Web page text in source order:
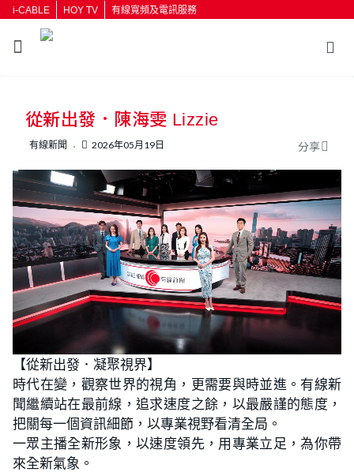
i-CABLE HOY TV 有線寬頻及電訊服務
按輸入鍵開始搜尋
從新出發．陳海雯 Lizzie
有線新聞 2026年05月19日 分享
n
m
u
L
o
e
d
:
1
0
0
.
0
【從新出發．凝聚視界】
時代在變，觀察世界的視角，更需要與時並進。有線新
聞繼續站在最前線，追求速度之餘，以最嚴謹的態度，
把關每一個資訊細節，以專業視野看清全局。
一眾主播全新形象，以速度領先，用專業立足，為你帶
來全新氣象。